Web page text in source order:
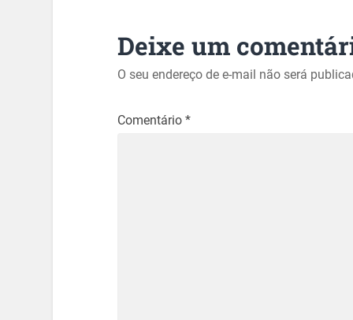
Deixe um
O seu endereço de e-mail não será
Comentário *